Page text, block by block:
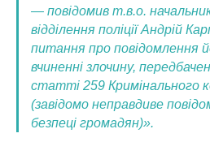
— повідомив т.в.о.
відділення поліції Андрій
питання про повідомлення
вчиненні злочину,
статті 259 Кримінального
(завідомо неправдиве
безпеці громадян)».